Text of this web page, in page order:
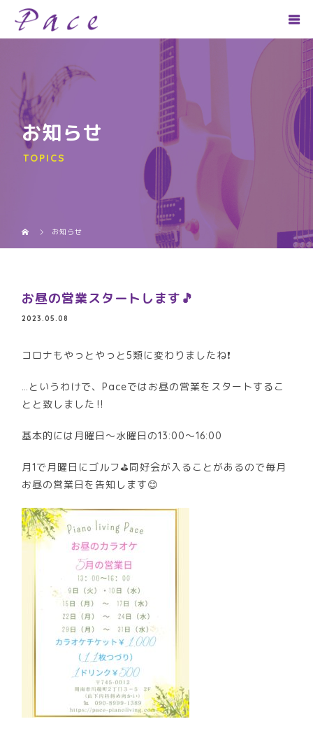
お知らせ
TOPICS
お知らせ
お昼の営業スタートします🎵
2023.05.08
コロナもやっとやっと5類に変わりましたね❗
…というわけで、Paceではお昼の営業をスタートするこ
とと致しました‼️
基本的には月曜日～水曜日の13:00～16:00
月1で月曜日にゴルフ⛳同好会が入ることがあるので毎月
お昼の営業日を告知します😊